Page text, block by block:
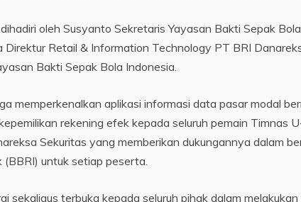
oleh Susyanto Sekretaris Yayasan Bakti Sepak
Direktur Retail & Information Technology PT BRI
Bakti Sepak Bola Indonesia.
memperkenalkan aplikasi informasi data pasar modal
rekening efek kepada seluruh pemain Timnas
Sekuritas yang memberikan dukungannya dalam
untuk setiap peserta.
sekaligus terbuka kepada seluruh pihak dalam